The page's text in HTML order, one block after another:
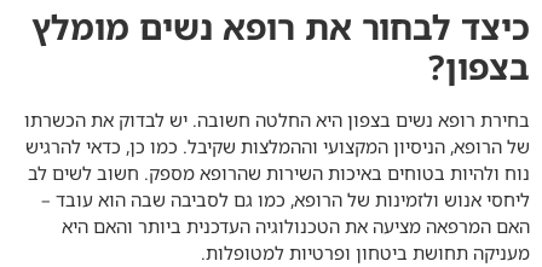
כיצד לבחור את רופא נשים מומלץ
בצפון?
בחירת רופא נשים בצפון היא החלטה חשובה. יש לבדוק את הכשרתו
של הרופא, הניסיון המקצועי וההמלצות שקיבל. כמו כן, כדאי להרגיש
נוח ולהיות בטוחים באיכות השירות שהרופא מספק. חשוב לשים לב
ליחסי אנוש ולזמינות של הרופא, כמו גם לסביבה שבה הוא עובד –
האם המרפאה מציעה את הטכנולוגיה העדכנית ביותר והאם היא
מעניקה תחושת ביטחון ופרטיות למטופלות.